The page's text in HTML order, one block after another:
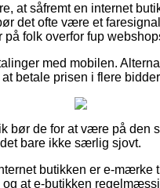
at såfremt en internet
det ofte være et
folk overfor fup
med mobilen.
betale prisen i flere
bør de for at være på den
bare ikke særlig sjovt.
butikken er e-mærke
at e-butikken